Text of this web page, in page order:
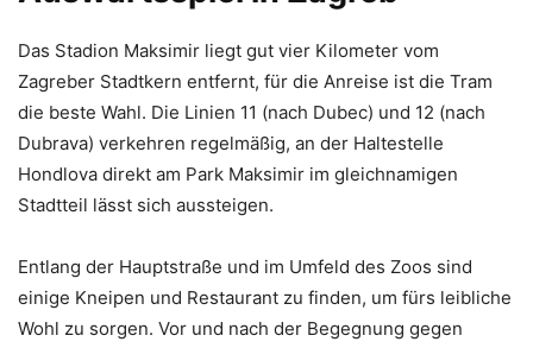
Das Stadion Maksimir liegt gut vier Kilometer vom
Zagreber Stadtkern entfernt, für die Anreise ist die Tram
die beste Wahl. Die Linien 11 (nach Dubec) und 12 (nach
Dubrava) verkehren regelmäßig, an der Haltestelle
Hondlova direkt am Park Maksimir im gleichnamigen
Stadtteil lässt sich aussteigen.
Entlang der Hauptstraße und im Umfeld des Zoos sind
einige Kneipen und Restaurant zu finden, um fürs leibliche
Wohl zu sorgen. Vor und nach der Begegnung gegen